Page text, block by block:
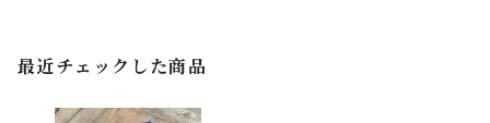
最近チェックした商品